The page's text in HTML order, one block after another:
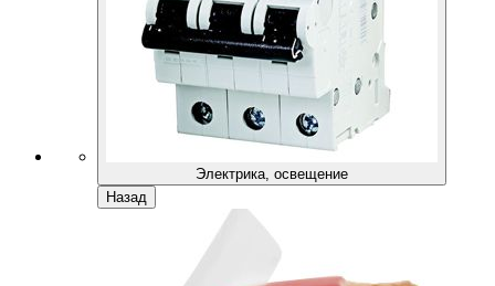
Электрика, освещение
Назад